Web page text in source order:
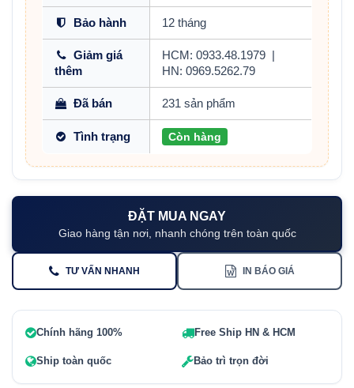
Bảo hành 12 tháng
Giảm giá
thêm
HCM: 0933.48.1979
HN: 0969.5262.79
Đã bán 231 sản phẩm
Tình trạng Còn hàng
ĐẶT MUA NGAY
Giao hàng tận nơi, nhanh chóng trên toàn quốc
TƯ VẤN NHANH IN BÁO GIÁ
Chính hãng 100% Free Ship HN & HCM
Ship toàn quốc Bảo trì trọn đời